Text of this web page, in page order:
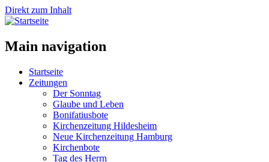
Direkt zum Inhalt
Main navigation
Startseite
Zeitungen
Der Sonntag
Glaube und Leben
Bonifatiusbote
Kirchenzeitung Hildesheim
Neue Kirchenzeitung Hamburg
Kirchenbote
Tag des Herrn